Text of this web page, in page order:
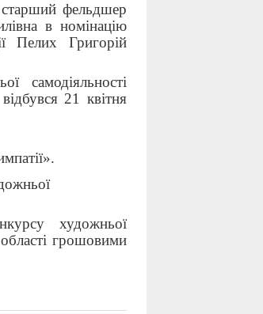
фельдшер
в номінацію
Пелих Григорій
21 квітня
художньої
області грошовими